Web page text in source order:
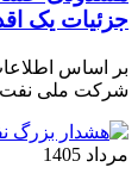
جزئیات یک
بر اساس
شرکت ملی نفت
مرداد 1405